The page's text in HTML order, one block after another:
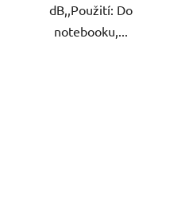
dB,,Použití: Do
notebooku,...